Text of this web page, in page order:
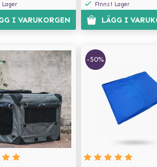
Lager
I VARUKORGEN
Finns i Lager
LÄGG I
-50%